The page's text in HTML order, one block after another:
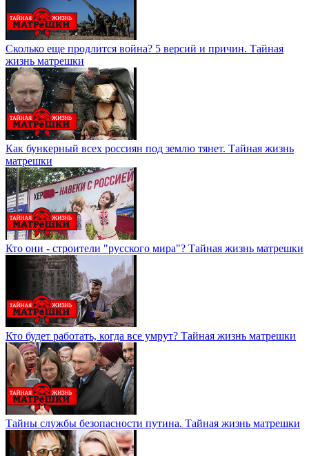
Сколько еще продлится война? 5 версий и причин. Тайная
жизнь матрешки
Как бункерный всех россиян под землю тянет. Тайная жизнь
матрешки
Кто они - строители "русского мира"? Тайная жизнь матрешки
Кто будет работать, когда все умрут? Тайная жизнь матрешки
Тайны службы безопасности путина. Тайная жизнь матрешки